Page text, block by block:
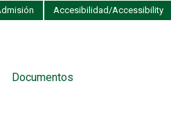
Accesibilidad/Accessibility
Documentos